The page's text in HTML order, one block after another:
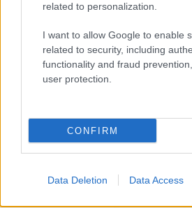
related to personalization.
I want to allow Google to enable
related to security, including
functionality and fraud
user protection.
CONFIRM
Data Deletion Data Access
Ha ezt érzed evés után, a
próbál